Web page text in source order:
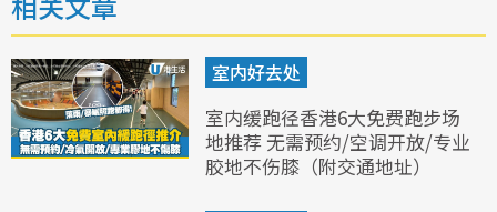
室内好去处
室内缓跑径香港6大免费跑步场
地推荐 无需预约/空调开放/专业
胶地不伤膝（附交通地址）